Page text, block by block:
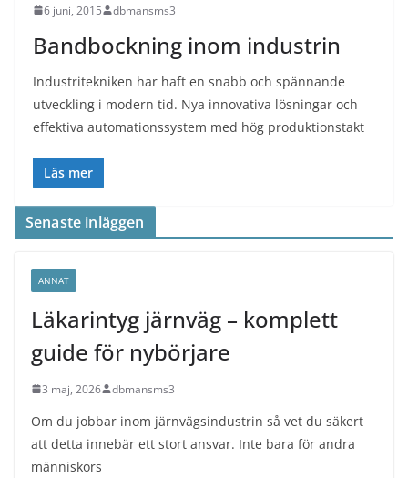
6 juni, 2015 dbmansms3
Bandbockning inom industrin
Industritekniken har haft en snabb och spännande
utveckling i modern tid. Nya innovativa lösningar och
effektiva automationssystem med hög produktionstakt
Läs mer
Senaste inläggen
ANNAT
Läkarintyg järnväg – komplett
guide för nybörjare
3 maj, 2026 dbmansms3
Om du jobbar inom järnvägsindustrin så vet du säkert
att detta innebär ett stort ansvar. Inte bara för andra
människors